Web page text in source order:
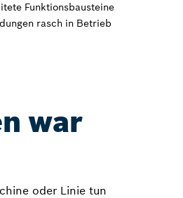
Funktionsbausteine
rasch in Betrieb
war
oder Linie tun